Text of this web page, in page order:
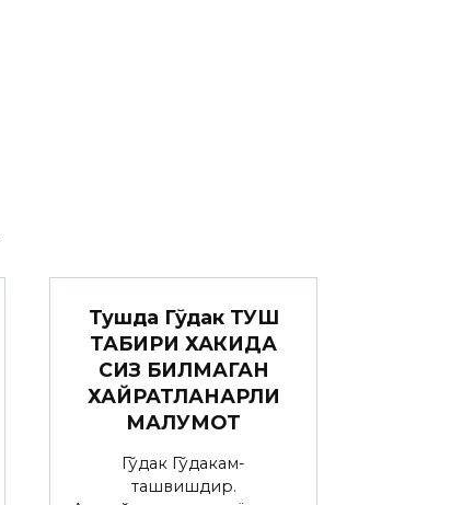
Тушда Гўдак ТУШ
ТАБИРИ ХАКИДА
СИЗ БИЛМАГАН
ХАЙРАТЛАНАРЛИ
МАЛУМОТ
Гўдак Гўдакғам-
ташвишдир.